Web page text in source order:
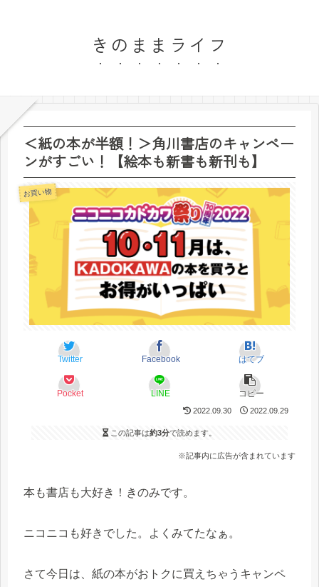
きのままライフ
＜紙の本が半額！＞角川書店のキャンペー
ンがすごい！【絵本も新書も新刊も】
お買い物
Twitter Facebook はてブ
Pocket LINE コピー
2022.09.30 2022.09.29
この記事は約3分で読めます。
※記事内に広告が含まれています
本も書店も大好き！きのみです。
ニコニコも好きでした。よくみてたなぁ。
さて今日は、紙の本がおトクに買えちゃうキャンペ